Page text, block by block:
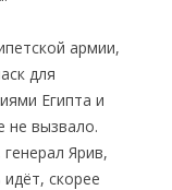
армии,
для
Египта и
не вызвало.
Ярив,
скорее